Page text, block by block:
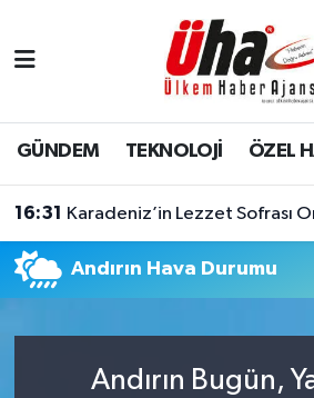
GÜNDEM TEKNOLOJİ ÖZEL
16:31 Karadeniz’in Lezzet Sofrası
Andırın Hava Durumu
Andırın Bugün,
İstanbul Nöbetçi Eczaneler
İstanbul Hava Durumu
Tüm Manşetler